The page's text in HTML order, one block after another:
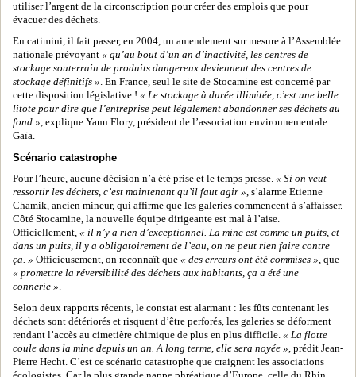
utiliser l’argent de la circonscription pour créer des emplois que pour
évacuer des déchets.
En catimini, il fait passer, en 2004, un amendement sur mesure à l’Assemblée
nationale prévoyant « qu’au bout d’un an d’inactivité, les centres de
stockage souterrain de produits dangereux deviennent des centres de
stockage définitifs ». En France, seul le site de Stocamine est concerné par
cette disposition législative ! « Le stockage à durée illimitée, c’est une belle
litote pour dire que l’entreprise peut légalement abandonner ses déchets au
fond », explique Yann Flory, président de l’association environnementale
Gaïa.
Scénario catastrophe
Pour l’heure, aucune décision n’a été prise et le temps presse. « Si on veut
ressortir les déchets, c’est maintenant qu’il faut agir », s’alarme Etienne
Chamik, ancien mineur, qui affirme que les galeries commencent à s’affaisser.
Côté Stocamine, la nouvelle équipe dirigeante est mal à l’aise.
Officiellement, « il n’y a rien d’exceptionnel. La mine est comme un puits, et
dans un puits, il y a obligatoirement de l’eau, on ne peut rien faire contre
ça. » Officieusement, on reconnaît que « des erreurs ont été commises », que
« promettre la réversibilité des déchets aux habitants, ça a été une
connerie ».
Selon deux rapports récents, le constat est alarmant : les fûts contenant les
déchets sont détériorés et risquent d’être perforés, les galeries se déforment
rendant l’accès au cimetière chimique de plus en plus difficile. « La flotte
coule dans la mine depuis un an. A long terme, elle sera noyée », prédit Jean-
Pierre Hecht. C’est ce scénario catastrophe que craignent les associations